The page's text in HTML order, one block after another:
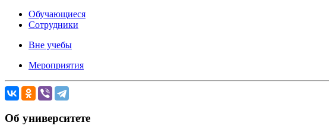
Обучающиеся
Сотрудники
Вне учебы
Мероприятия
Об университете